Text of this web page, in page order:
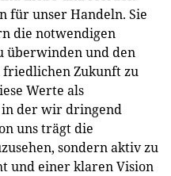
für unser Handeln. Sie
die notwendigen
überwinden und den
friedlichen Zukunft zu
Werte als
in der wir dringend
uns trägt die
sondern aktiv zu
und einer klaren Vision